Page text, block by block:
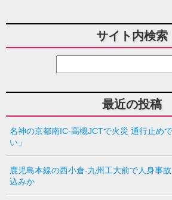
サイト内検索
最近の投稿
名神の京都南IC-高槻JCTで火災 通行止め
い」
鹿児島本線の西小倉-九州工大前で人身事
込みか